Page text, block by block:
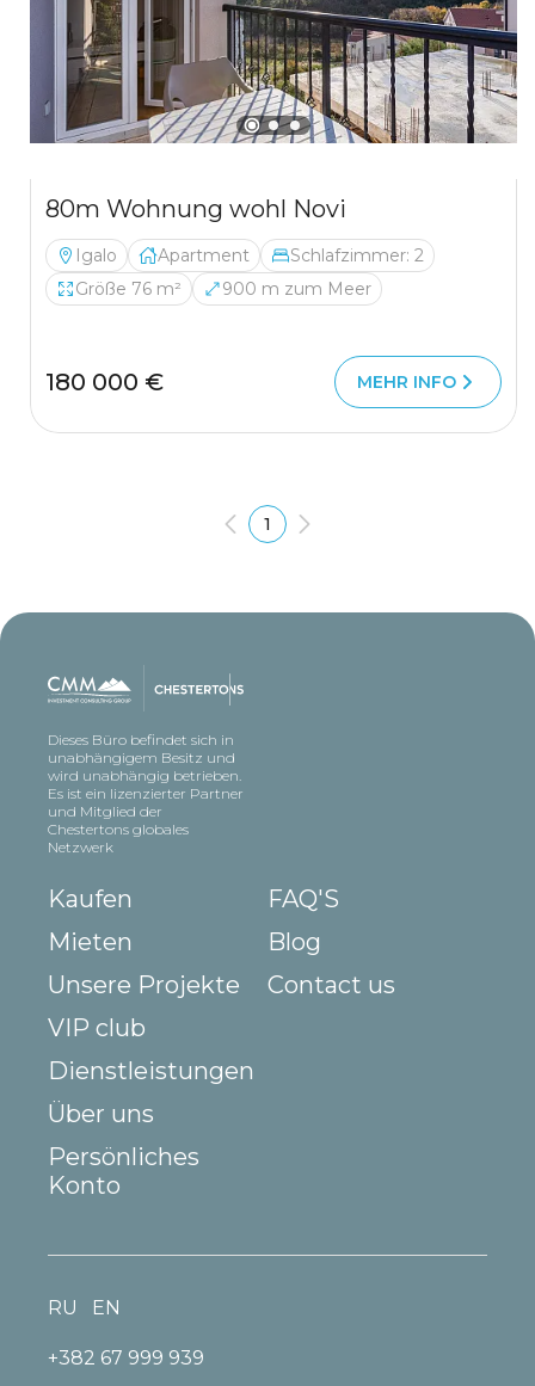
80m Wohnung wohl Novi
Igalo Apartment
Schlafzimmer: 2
Größe 76 m²
900 m zum Meer
180 000 € MEHR INFO
1
Dieses Büro befindet sich in
unabhängigem Besitz und
wird unabhängig betrieben.
Es ist ein lizenzierter Partner
und Mitglied der
Chestertons globales
Netzwerk
Kaufen
Mieten
Unsere Projekte
VIP club
Dienstleistungen
Über uns
FAQ'S
Blog
Contact us
Persönliches
Konto
+382 67 999 939
RU EN